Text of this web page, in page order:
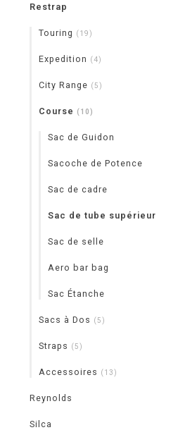
Restrap
Touring (19)
Expedition (4)
City Range (5)
Course (10)
Sac de Guidon
Sacoche de Potence
Sac de cadre
Sac de tube supérieur
Sac de selle
Aero bar bag
Sac Étanche
Sacs à Dos (5)
Straps (5)
Accessoires (13)
Reynolds
Silca